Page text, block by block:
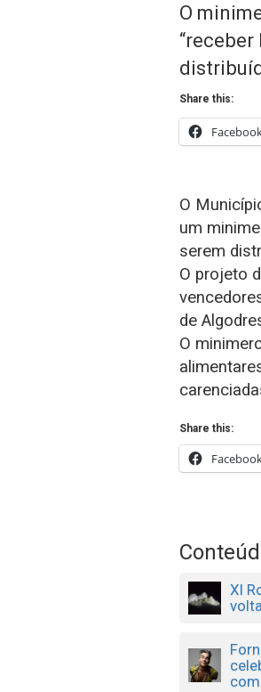
O
Share this:
O
um
serem
O projeto
de
O
Share this:
XI